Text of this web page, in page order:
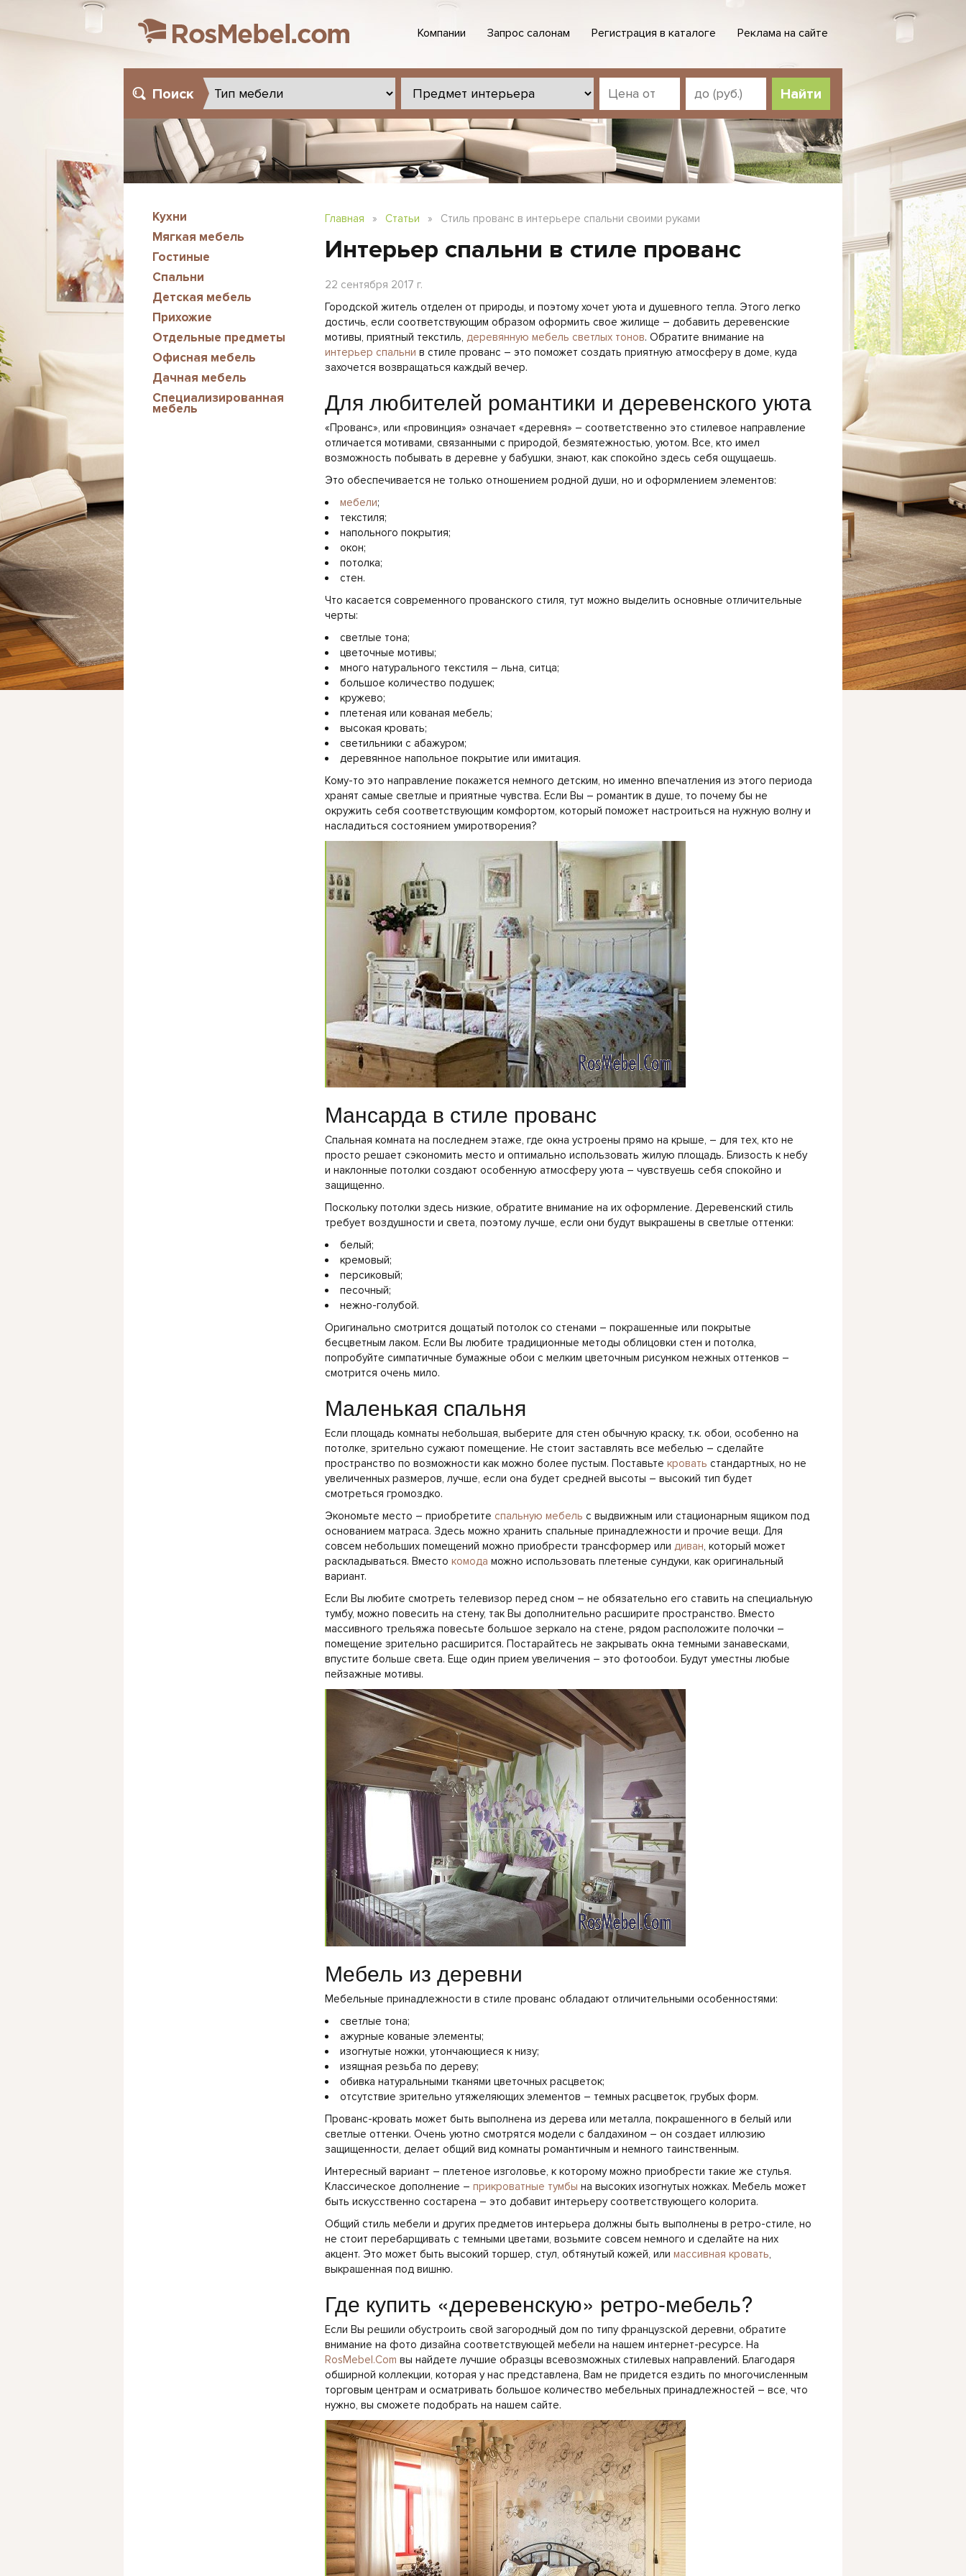
Компании Запрос салонам Регистрация в каталоге Реклама на сайте
Поиск Найти
Кухни
Мягкая мебель
Гостиные
Спальни
Детская мебель
Прихожие
Отдельные предметы
Офисная мебель
Дачная мебель
Специализированная
мебель
Главная » Статьи » Стиль прованс в интерьере спальни своими руками
Интерьер спальни в стиле прованс
22 сентября 2017 г.
Городской житель отделен от природы, и поэтому хочет уюта и душевного тепла. Этого легко
достичь, если соответствующим образом оформить свое жилище – добавить деревенские
мотивы, приятный текстиль, деревянную мебель светлых тонов. Обратите внимание на
интерьер спальни в стиле прованс – это поможет создать приятную атмосферу в доме, куда
захочется возвращаться каждый вечер.
Для любителей романтики и деревенского уюта
«Прованс», или «провинция» означает «деревня» – соответственно это стилевое направление
отличается мотивами, связанными с природой, безмятежностью, уютом. Все, кто имел
возможность побывать в деревне у бабушки, знают, как спокойно здесь себя ощущаешь.
Это обеспечивается не только отношением родной души, но и оформлением элементов:
мебели;
текстиля;
напольного покрытия;
окон;
потолка;
стен.
Что касается современного прованского стиля, тут можно выделить основные отличительные
черты:
светлые тона;
цветочные мотивы;
много натурального текстиля – льна, ситца;
большое количество подушек;
кружево;
плетеная или кованая мебель;
высокая кровать;
светильники с абажуром;
деревянное напольное покрытие или имитация.
Кому-то это направление покажется немного детским, но именно впечатления из этого периода
хранят самые светлые и приятные чувства. Если Вы – романтик в душе, то почему бы не
окружить себя соответствующим комфортом, который поможет настроиться на нужную волну и
насладиться состоянием умиротворения?
Мансарда в стиле прованс
Спальная комната на последнем этаже, где окна устроены прямо на крыше, – для тех, кто не
просто решает сэкономить место и оптимально использовать жилую площадь. Близость к небу
и наклонные потолки создают особенную атмосферу уюта – чувствуешь себя спокойно и
защищенно.
Поскольку потолки здесь низкие, обратите внимание на их оформление. Деревенский стиль
требует воздушности и света, поэтому лучше, если они будут выкрашены в светлые оттенки:
белый;
кремовый;
персиковый;
песочный;
нежно-голубой.
Оригинально смотрится дощатый потолок со стенами – покрашенные или покрытые
бесцветным лаком. Если Вы любите традиционные методы облицовки стен и потолка,
попробуйте симпатичные бумажные обои с мелким цветочным рисунком нежных оттенков –
смотрится очень мило.
Маленькая спальня
Если площадь комнаты небольшая, выберите для стен обычную краску, т.к. обои, особенно на
потолке, зрительно сужают помещение. Не стоит заставлять все мебелью – сделайте
пространство по возможности как можно более пустым. Поставьте кровать стандартных, но не
увеличенных размеров, лучше, если она будет средней высоты – высокий тип будет
смотреться громоздко.
Экономьте место – приобретите спальную мебель с выдвижным или стационарным ящиком под
основанием матраса. Здесь можно хранить спальные принадлежности и прочие вещи. Для
совсем небольших помещений можно приобрести трансформер или диван, который может
раскладываться. Вместо комода можно использовать плетеные сундуки, как оригинальный
вариант.
Если Вы любите смотреть телевизор перед сном – не обязательно его ставить на специальную
тумбу, можно повесить на стену, так Вы дополнительно расширите пространство. Вместо
массивного трельяжа повесьте большое зеркало на стене, рядом расположите полочки –
помещение зрительно расширится. Постарайтесь не закрывать окна темными занавесками,
впустите больше света. Еще один прием увеличения – это фотообои. Будут уместны любые
пейзажные мотивы.
Мебель из деревни
Мебельные принадлежности в стиле прованс обладают отличительными особенностями:
светлые тона;
ажурные кованые элементы;
изогнутые ножки, утончающиеся к низу;
изящная резьба по дереву;
обивка натуральными тканями цветочных расцветок;
отсутствие зрительно утяжеляющих элементов – темных расцветок, грубых форм.
Прованс-кровать может быть выполнена из дерева или металла, покрашенного в белый или
светлые оттенки. Очень уютно смотрятся модели с балдахином – он создает иллюзию
защищенности, делает общий вид комнаты романтичным и немного таинственным.
Интересный вариант – плетеное изголовье, к которому можно приобрести такие же стулья.
Классическое дополнение – прикроватные тумбы на высоких изогнутых ножках. Мебель может
быть искусственно состарена – это добавит интерьеру соответствующего колорита.
Общий стиль мебели и других предметов интерьера должны быть выполнены в ретро-стиле, но
не стоит перебарщивать с темными цветами, возьмите совсем немного и сделайте на них
акцент. Это может быть высокий торшер, стул, обтянутый кожей, или массивная кровать,
выкрашенная под вишню.
Где купить «деревенскую» ретро-мебель?
Если Вы решили обустроить свой загородный дом по типу французской деревни, обратите
внимание на фото дизайна соответствующей мебели на нашем интернет-ресурсе. На
RosMebel.Com вы найдете лучшие образцы всевозможных стилевых направлений. Благодаря
обширной коллекции, которая у нас представлена, Вам не придется ездить по многочисленным
торговым центрам и осматривать большое количество мебельных принадлежностей – все, что
нужно, вы сможете подобрать на нашем сайте.